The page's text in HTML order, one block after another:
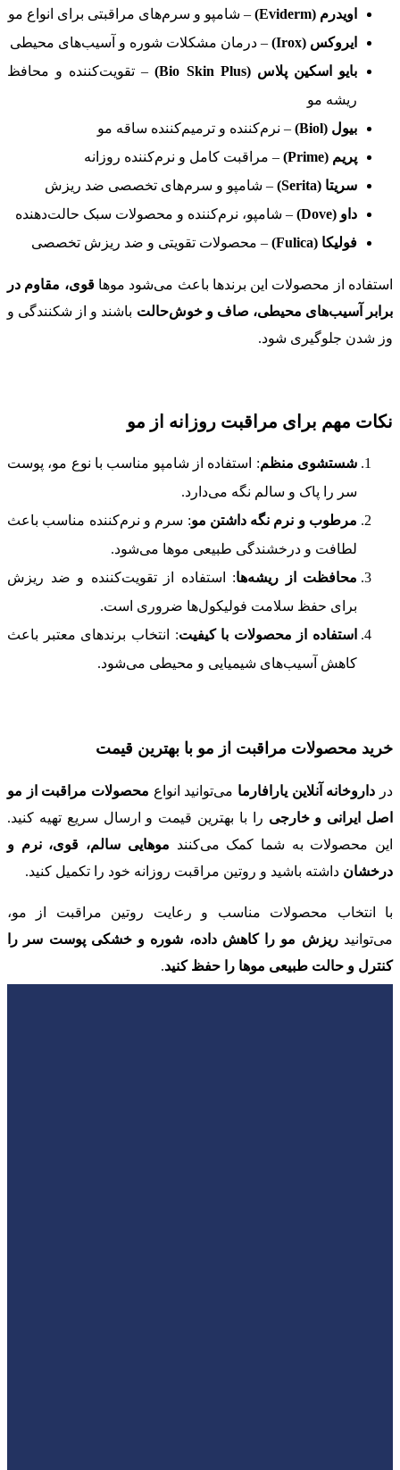
اویدرم (Eviderm)
– شامپو و سرم‌های مراقبتی برای انواع مو
ایروکس (Irox)
– درمان مشکلات شوره و آسیب‌های محیطی
بایو اسکین پلاس (Bio Skin Plus)
– تقویت‌کننده و محافظ
ریشه مو
بیول (Biol)
– نرم‌کننده و ترمیم‌کننده ساقه مو
پریم (Prime)
– مراقبت کامل و نرم‌کننده روزانه
سریتا (Serita)
– شامپو و سرم‌های تخصصی ضد ریزش
داو (Dove)
– شامپو، نرم‌کننده و محصولات سبک حالت‌دهنده
فولیکا (Fulica)
– محصولات تقویتی و ضد ریزش تخصصی
استفاده از محصولات این برندها باعث می‌شود موهاقوی، مقاوم در
برابر آسیب‌های محیطی، صاف و خوش‌حالت باشند و از شکنندگی و
وز شدن جلوگیری شود.
نکات مهم برای مراقبت روزانه از مو
شستشوی منظم: استفاده از شامپو مناسب با نوع مو، پوست
سر را پاک و سالم نگه می‌دارد.
مرطوب و نرم نگه داشتن مو: سرم و نرم‌کننده مناسب باعث
لطافت و درخشندگی طبیعی موها می‌شود.
محافظت از ریشه‌ها: استفاده از تقویت‌کننده و ضد ریزش
برای حفظ سلامت فولیکول‌ها ضروری است.
استفاده از محصولات با کیفیت: انتخاب برندهای معتبر باعث
کاهش آسیب‌های شیمیایی و محیطی می‌شود.
خرید محصولات مراقبت از مو با بهترین قیمت
در داروخانه آنلاین یارافارما می‌توانید انواع محصولات مراقبت از مو
اصل ایرانی و خارجی را با بهترین قیمت و ارسال سریع تهیه کنید.
این محصولات به شما کمک می‌کنند موهایی سالم، قوی، نرم و
درخشان داشته باشید و روتین مراقبت روزانه خود را تکمیل کنید.
با انتخاب محصولات مناسب و رعایت روتین مراقبت از مو،
می‌توانیدریزش مو را کاهش داده، شوره و خشکی پوست سر را
کنترل و حالت طبیعی موها را حفظ کنید.